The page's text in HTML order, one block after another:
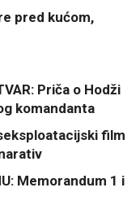
pred kućom,
Priča o Hodži
komandanta
film
Memorandum 1 i